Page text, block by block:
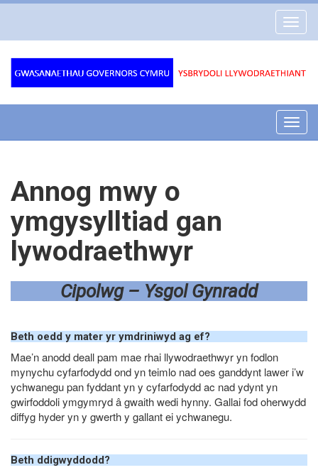
Governors
Annog mwy o
ymgysylltiad gan
lywodraethwyr
Cipolwg – Ysgol Gynradd
Beth oedd y mater yr ymdriniwyd ag ef?
Mae’n anodd deall pam mae rhai llywodraethwyr yn fodlon
mynychu cyfarfodydd ond yn teimlo nad oes ganddynt lawer i’w
ychwanegu pan fyddant yn y cyfarfodydd ac nad ydynt yn
gwirfoddoli ymgymryd â gwaith wedi hynny. Gallai fod oherwydd
diffyg hyder yn y gwerth y gallant ei ychwanegu.
Beth ddigwyddodd?